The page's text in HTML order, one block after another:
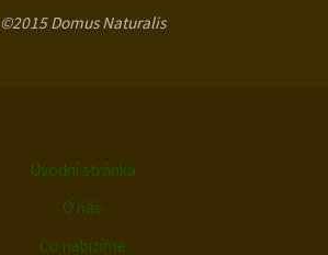
©2015 Domus Naturalis
Úvodní stránka
O nás
Co nabízíme